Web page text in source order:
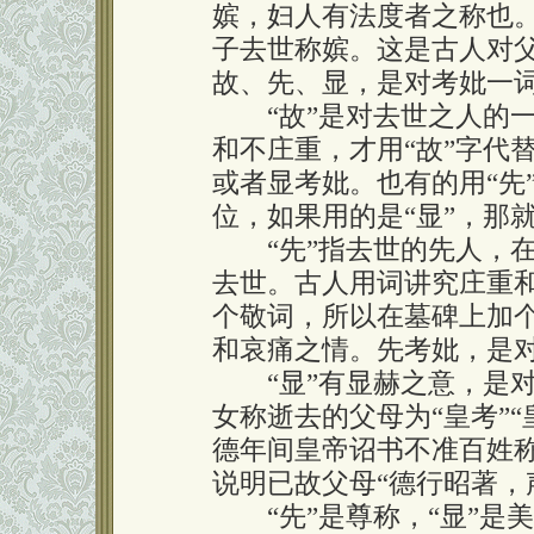
嫔，妇人有法度者之称也
子去世称嫔。这是古人对
故、先、显，是对考妣一
“故”是对去世之人的一
和不庄重，才用“故”字代
或者显考妣。也有的用“
位，如果用的是“显”，那
“先”指去世的先人，在
去世。古人用词讲究庄重
个敬词，所以在墓碑上加
和哀痛之情。先考妣，是
“显”有显赫之意，是对
女称逝去的父母为“皇考
德年间皇帝诏书不准百姓
说明已故父母“德行昭著
“先”是尊称，“显”是美